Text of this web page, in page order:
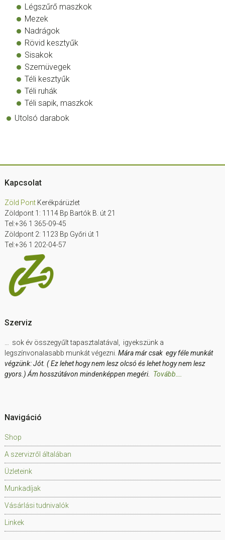
Légszűrő maszkok
Mezek
Nadrágok
Rövid kesztyűk
Sisakok
Szemüvegek
Téli kesztyűk
Téli ruhák
Téli sapik, maszkok
Utolsó darabok
Footer
Kapcsolat
Zöld PontKerékpárüzlet
Zöldpont 1: 1114 Bp Bartók B. út 21
Tel:+36 1 365-09-45
Zöldpont 2: 1123 Bp Győri út 1
Tel:+36 1 202-04-57
Szerviz
… sok év összegyűlt tapasztalatával, igyekszünk a
legszínvonalasabb munkát végezni. Mára már csak egy féle munkát
végzünk: Jót. ( Ez lehet hogy nem lesz olcsó és lehet hogy nem lesz
gyors.) Ám hosszútávon mindenképpen megéri. Tovább….
Navigáció
Shop
A szervizről általában
Üzleteink
Munkadíjak
Vásárlási tudnivalók
Linkek